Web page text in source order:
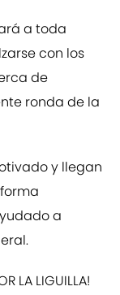
a toda
con los
de
ronda de la
y llegan
a
LA LIGUILLA!